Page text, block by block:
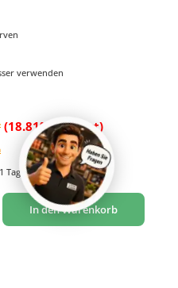
verwenden
(18.81% gespart)
Tag
Wert ein oder benutze die Schaltflächen um
In den Warenkorb